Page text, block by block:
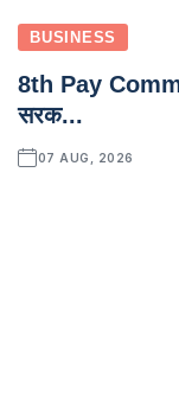
BUSINESS
8th Pay
सरक...
07 AUG, 2026